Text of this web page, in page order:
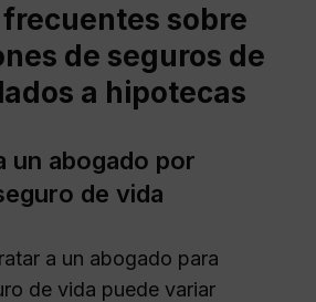
sobre
de seguros de
a hipotecas
un abogado por
de vida
a un abogado para
de vida puede variar